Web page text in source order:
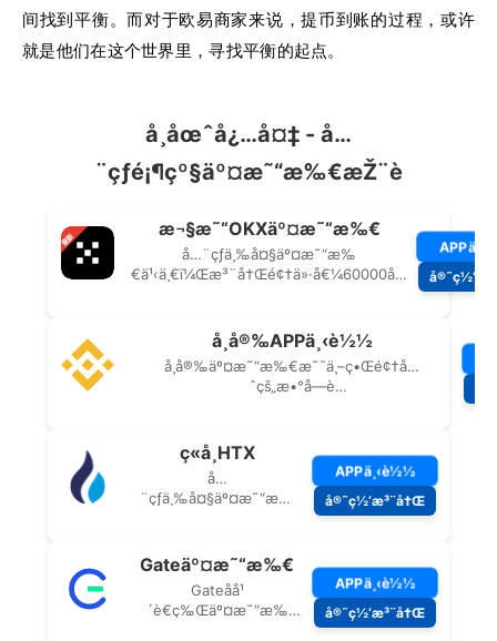
间找到平衡。而对于欧易商家来说，提币到账的过程，或许
就是他们在这个世界里，寻找平衡的起点。